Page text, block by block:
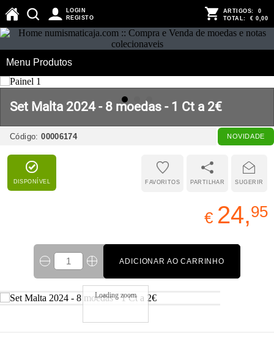
LOGIN
REGISTO
ARTIGOS: 0
TOTAL: € 0,00
Menu Produtos
Set Malta 2024 - 8 moedas - 1 Ct a 2€
Código:00006174 NOVIDADE
DISPONÍVEL SUGERIR
PARTILHAR
FAVORITOS
€ 24,95
ADICIONAR AO CARRINHO
Loading zoom